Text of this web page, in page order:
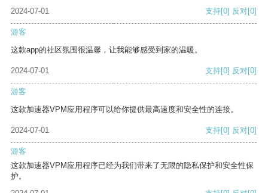
2024-07-01
支持[0] 反对[0]
游客
这款app的社区氛围很温馨，让我能够感受到家的温暖。
2024-07-01 支持[0] 反对[0]
游客
这款加速器VPM应用程序可以给你提供最高速度和安全性的连接。
2024-07-01 支持[0] 反对[0]
游客
这款加速器VPM应用程序已经为我们带来了无限的隐私保护和安全性保
护。